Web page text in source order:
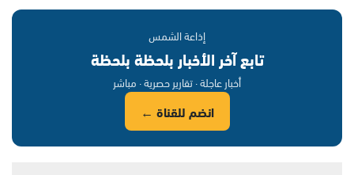
إذاعة الشمس
تابع آخر الأخبار بلحظة بلحظة
أخبار عاجلة · تقارير حصرية · مباشر
انضم للقناة ←